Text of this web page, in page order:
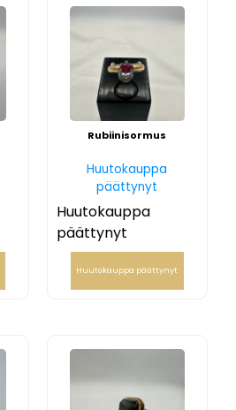
Rubiinisormus
Huutokauppa
päättynyt
Huutokauppa
päättynyt
Huutokauppa päättynyt